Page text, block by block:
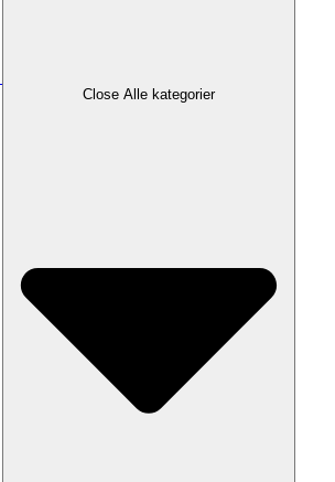
Close Alle kategorier